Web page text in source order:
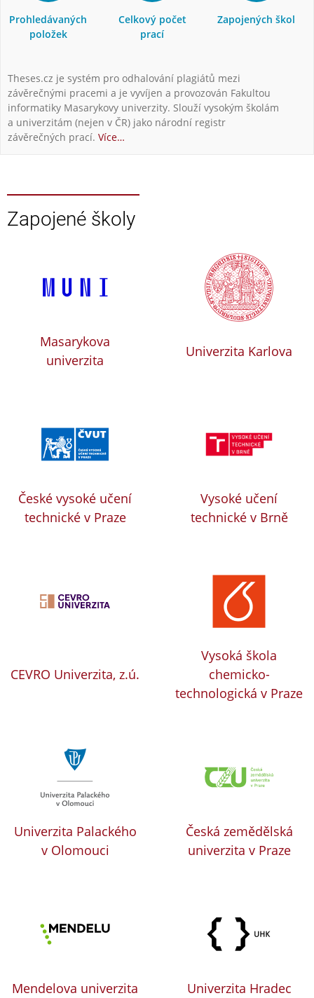
Prohledávaných
položek
Celkový počet
prací
Zapojených škol
Theses.cz je systém pro odhalování plagiátů mezi
závěrečnými pracemi a je vyvíjen a provozován Fakultou
informatiky Masarykovy univerzity. Slouží vysokým školám
a univerzitám (nejen v ČR) jako národní registr
závěrečných prací. Více…
Zapojené školy
Masarykova
univerzita
Univerzita Karlova
České vysoké učení
technické v Praze
Vysoké učení
technické v Brně
CEVRO Univerzita, z.ú.
Vysoká škola
chemicko-
technologická v Praze
Univerzita Palackého
v Olomouci
Česká zemědělská
univerzita v Praze
Mendelova univerzita
Univerzita Hradec